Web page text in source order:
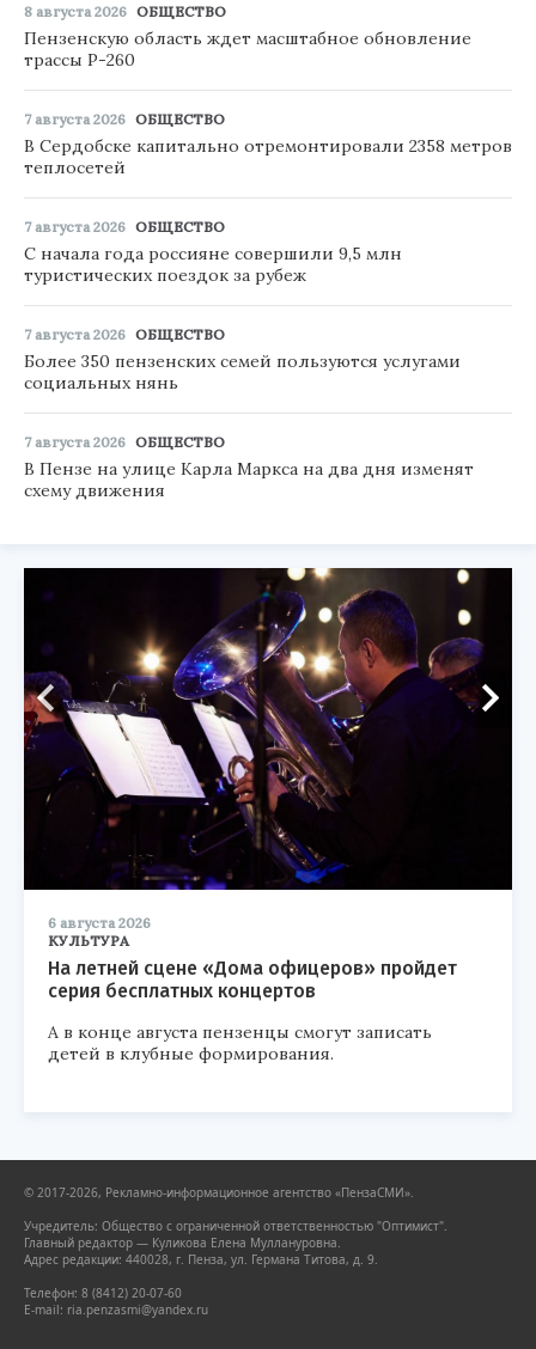
8 августа 2026 ОБЩЕСТВО
Пензенскую область ждет масштабное обновление
трассы Р-260
7 августа 2026 ОБЩЕСТВО
В Сердобске капитально отремонтировали 2358 метров
теплосетей
7 августа 2026 ОБЩЕСТВО
С начала года россияне совершили 9,5 млн
туристических поездок за рубеж
7 августа 2026 ОБЩЕСТВО
Более 350 пензенских семей пользуются услугами
социальных нянь
7 августа 2026 ОБЩЕСТВО
В Пензе на улице Карла Маркса на два дня изменят
схему движения
6 августа 2026
КУЛЬТУРА
На летней сцене «Дома офицеров» пройдет
серия бесплатных концертов
А в конце августа пензенцы смогут записать
детей в клубные формирования.
© 2017-2026, Рекламно-информационное агентство «ПензаСМИ».
Учредитель: Общество с ограниченной ответственностью "Оптимист".
Главный редактор — Куликова Елена Муллануровна.
Адрес редакции: 440028, г. Пенза, ул. Германа Титова, д. 9.
Телефон: 8 (8412) 20-07-60
E-mail: ria.penzasmi@yandex.ru